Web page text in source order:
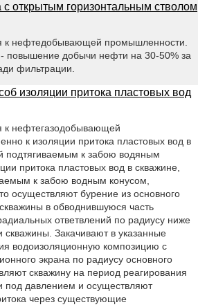
с открытым горизонтальным стволом
к нефтедобывающей промышленности.
- повышение добычи нефти на 30-50% за
фильтрации.
изоляции притока пластовых вод
к нефтегазодобывающей
к изоляции притока пластовых вод в
подтягиваемым к забою водяным
притока пластовых вод в скважине,
к забою водным конусом,
осуществляют бурение из основного
в обводнившуюся часть
ответвлений по радиусу ниже
Закачивают в указанные
водоизоляционную композицию с
экрана по радиусу основного
скважину на период реагирования
под давлением и осуществляют
через существующие